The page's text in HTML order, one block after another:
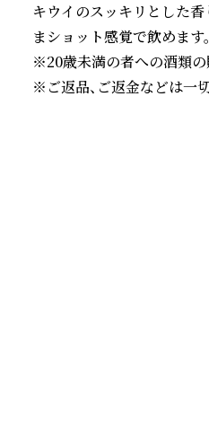
キウイのスッキリとした香
まショット感覚で飲めます。
※20歳未満の者への酒類の
※ご返品、ご返金などは一